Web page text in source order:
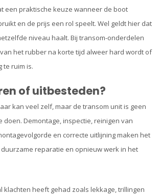
een praktische keuze wanneer de boot
en de prijs een rol speelt. Wel geldt hier dat
niveau haalt. Bij transom-onderdelen
het rubber na korte tijd alweer hard wordt of
te ruim is.
of uitbesteden?
kan veel zelf, maar de transom unit is geen
doen. Demontage, inspectie, reinigen van
en correcte uitlijning maken het
reparatie en opnieuw werk in het
klachten heeft gehad zoals lekkage, trillingen